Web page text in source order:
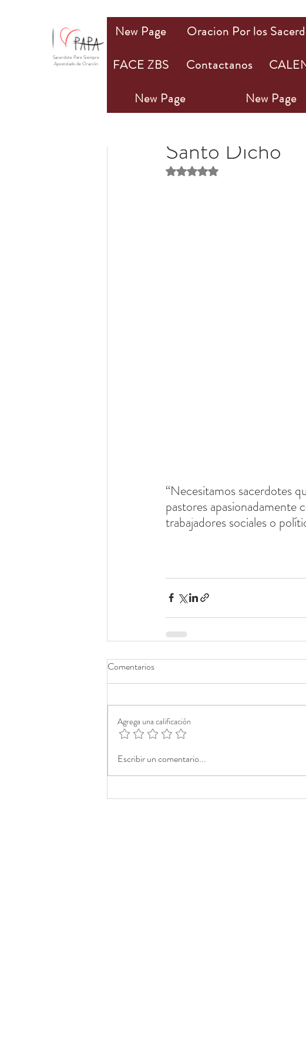
Santo Dicho
Obtuvo NaN de 5 estrellas.
“Necesitamos sacerdotes
pastores apasionadamente
trabajadores sociales o
Comentarios
Agrega una calificación
Escribir un comentario...
New Page Oracion Por los
FACE ZBS
Contactanos
New Page
New Page
Sacerdote Pare Siempre
Apostolado de Oración